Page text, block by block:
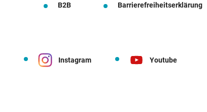
B2B Barrierefreiheitserklärung
Instagram Youtube